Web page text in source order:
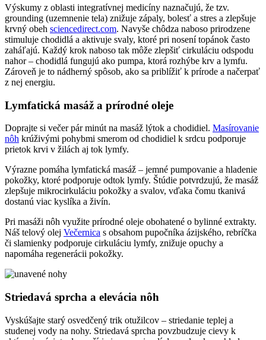
Výskumy z oblasti integratívnej medicíny naznačujú, že tzv.
grounding (uzemnenie tela) znižuje zápaly, bolesť a stres a zlepšuje
krvný obeh sciencedirect.com. Navyše chôdza naboso prirodzene
stimuluje chodidlá a aktivuje svaly, ktoré pri nosení topánok často
zaháľajú. Každý krok naboso tak môže zlepšiť cirkuláciu odspodu
nahor – chodidlá fungujú ako pumpa, ktorá rozhýbe krv a lymfu.
Zároveň je to nádherný spôsob, ako sa priblížiť k prírode a načerpať
z nej energiu.
Lymfatická masáž a prírodné oleje
Doprajte si večer pár minút na masáž lýtok a chodidiel. Masírovanie
nôh krúživými pohybmi smerom od chodidiel k srdcu podporuje
prietok krvi v žilách aj tok lymfy.
Výrazne pomáha lymfatická masáž – jemné pumpovanie a hladenie
pokožky, ktoré podporuje odtok lymfy. Štúdie potvrdzujú, že masáž
zlepšuje mikrocirkuláciu pokožky a svalov, vďaka čomu tkanivá
dostanú viac kyslíka a živín.
Pri masáži nôh využite prírodné oleje obohatené o bylinné extrakty.
Náš telový olej Večernica s obsahom pupočníka ázijského, rebríčka
či slamienky podporuje cirkuláciu lymfy, znižuje opuchy a
napomáha regenerácii pokožky.
Striedavá sprcha a elevácia nôh
Vyskúšajte starý osvedčený trik otužilcov – striedanie teplej a
studenej vody na nohy. Striedavá sprcha povzbudzuje cievy k